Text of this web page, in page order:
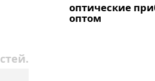
оптические
оптом